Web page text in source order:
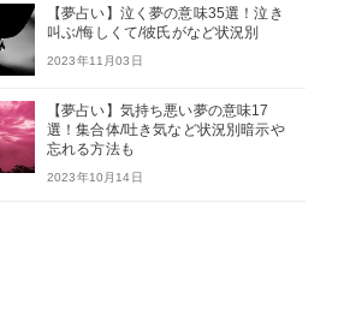
【夢占い】泣く夢の意味35選！泣き
叫ぶ/悔しくて/彼氏がなど状況別
2023年11月03日
【夢占い】気持ち悪い夢の意味17
選！集合体/吐き気など状況別暗示や
忘れる方法も
2023年10月14日